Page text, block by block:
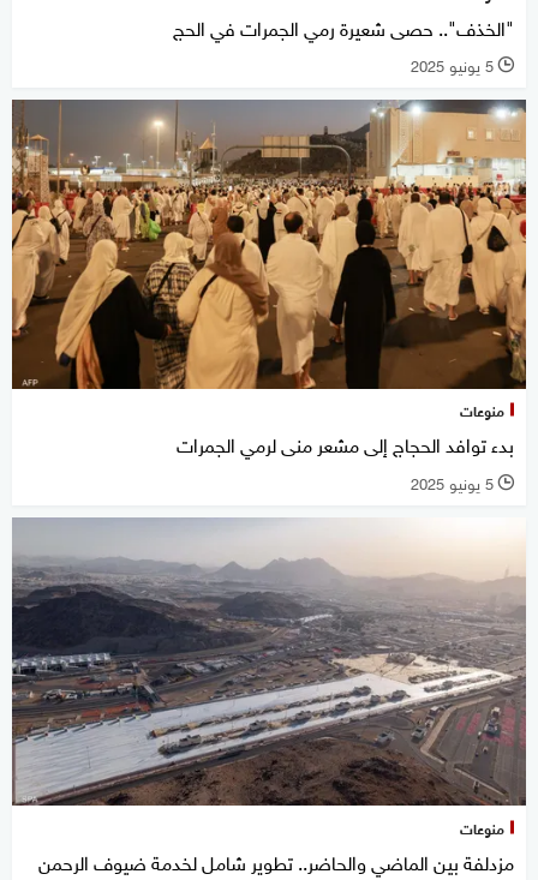
"الخذف".. حصى شعيرة رمي الجمرات في الحج
l 5 يونيو 2025
منوعات
بدء توافد الحجاج إلى مشعر منى لرمي الجمرات
l 5 يونيو 2025
منوعات
مزدلفة بين الماضي والحاضر.. تطوير شامل لخدمة ضيوف الرحمن